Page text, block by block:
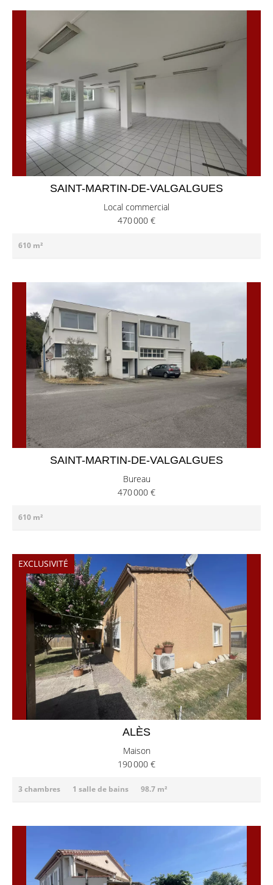
SAINT-MARTIN-DE-VALGALGUES
Local commercial
470 000 €
610 m²
SAINT-MARTIN-DE-VALGALGUES
Bureau
470 000 €
610 m²
ALÈS
Maison
190 000 €
3 chambres 1 salle de bains 98.7 m²
EXCLUSIVITÉ